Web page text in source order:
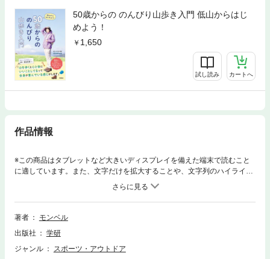
50歳からの のんびり山歩き入門 低山からはじ
めよう！
1,650
試し読み カートへ
作品情報
※この商品はタブレットなど大きいディスプレイを備えた端末で読むこと
に適しています。また、文字だけを拡大することや、文字列のハイライ
ト、検索、辞書の参照、引用などの機能が使用できません。自分の時間を
自然の中で楽しむために、山歩きをはじめる50代が増加中。そんな大人の
ために、軽くて歩きやすい道具選びや、体力に応じた登り方下り方のコ
ツ、行ってからもっと楽しくなるアイデア、全国のおすすめ低山コースな
著者
モンベル
出版社
学研
ジャンル
スポーツ・アウトドア